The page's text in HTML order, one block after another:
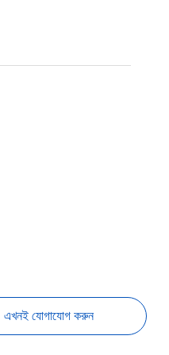
এখনই যোগাযোগ করুন